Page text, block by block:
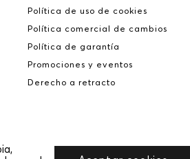
Política de uso de cookies
Política comercial de cambios
Política de garantía
Promociones y eventos
Derecho a retracto